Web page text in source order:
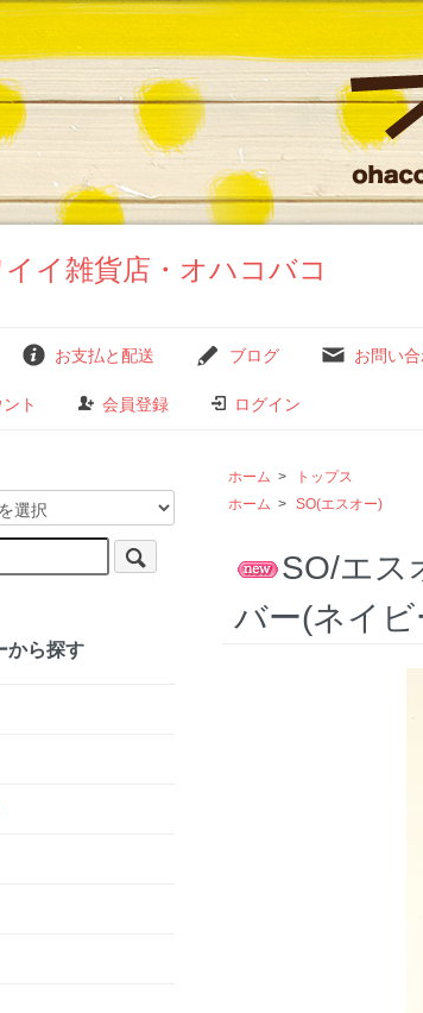
イ雑貨店・オハコバコ
お支払と配送 ブログ お問い
ト 会員登録 ログイン
ホーム >
トップス
ホーム > SO(エスオー)
SO/エ
バー(ネイビ
から探す